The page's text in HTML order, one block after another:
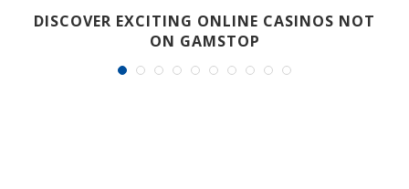
DISCOVER EXCITING ONLINE CASINOS NOT
ON GAMSTOP